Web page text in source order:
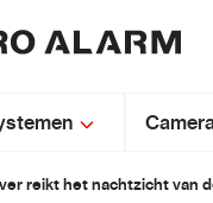
reikt het nachtzicht van